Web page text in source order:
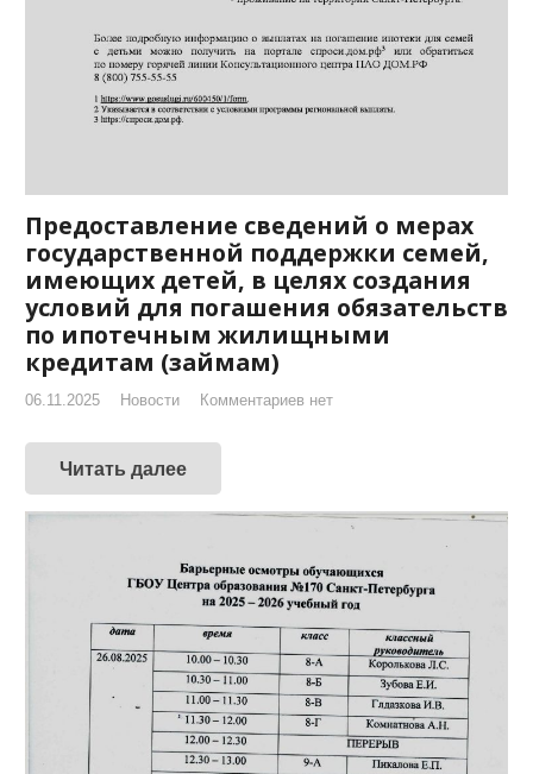
Предоставление сведений о мерах
государственной поддержки семей,
имеющих детей, в целях создания
условий для погашения обязательств
по ипотечным жилищными
кредитам (займам)
06.11.2025 Новости Комментариев нет
Читать далее